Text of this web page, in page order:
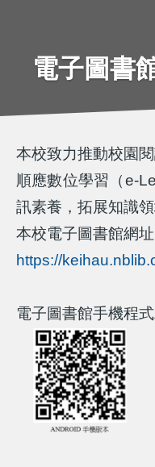
電子圖書
本校致力推動校園
順應數位學習（e-
訊素養，拓展知識
本校電子圖書館網址
https://
電子圖書館手機程